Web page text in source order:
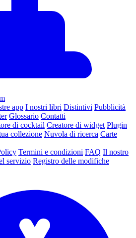
app I nostri libri Distintivi Pubblicità
Glossario Contatti
di cocktail Creatore di widget Plugin
collezione Nuvola di ricerca Carte
Termini e condizioni FAQ Il nostro
servizio Registro delle modifiche